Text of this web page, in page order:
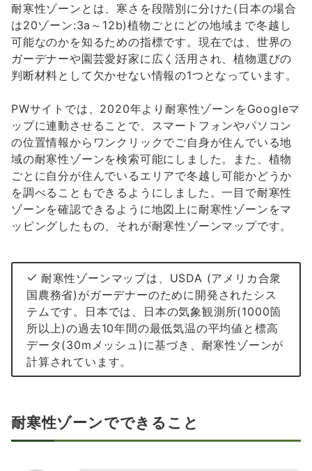
耐寒性ゾーンとは、寒さを段階別に分けた(日本の場合
は20ゾーン:3a～12b)植物ごとにどの地域まで冬越し
可能なのかを知るための指標です。現在では、世界の
ガーデナーや園芸愛好家に広く活用され、植物選びの
判断材料として欠かせない情報の1つとなっています。
PWサイトでは、2020年より耐寒性ゾーンをGoogleマ
ップに連動させることで、スマートフォンやパソコン
の位置情報からワンクリックでご自身が住んでいる地
域の耐寒性ゾーンを検索可能にしました。また、植物
ごとに自分が住んでいるエリアで冬越し可能かどうか
を調べることもできるようにしました。一目で耐寒性
ゾーンを確認できるように地図上に耐寒性ゾーンをマ
ッピングしたもの、それが耐寒性ゾーンマップです。
耐寒性ゾーンマップは、USDA (アメリカ合衆
国農務省)がガーデナーのために開発されたシス
テムです。日本では、日本の気象観測所(1000箇
所以上)の過去10年間の最低気温の平均値と標高
データ(30mメッシュ)に基づき、耐寒性ゾーンが
計算されています。
耐寒性ゾーンでできること